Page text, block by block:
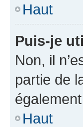
Haut
Puis-je
Non, il
partie de
Haut